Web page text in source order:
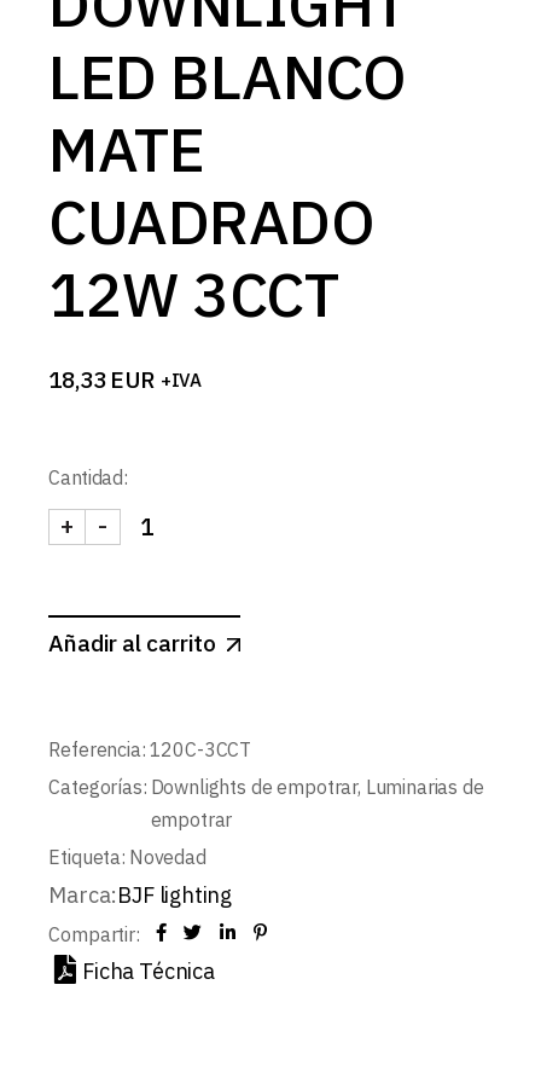
LED BLANCO
MATE
CUADRADO
12W 3CCT
18,33 EUR +IVA
Cantidad:
DOWNLIGHT LED BLANCO MATE CUADRADO
-
+
Añadir al carrito
Referencia: 120C-3CCT
Categorías: Downlights de empotrar, Luminarias de
empotrar
Etiqueta: Novedad
Marca:BJF lighting
Compartir:
Ficha Técnica